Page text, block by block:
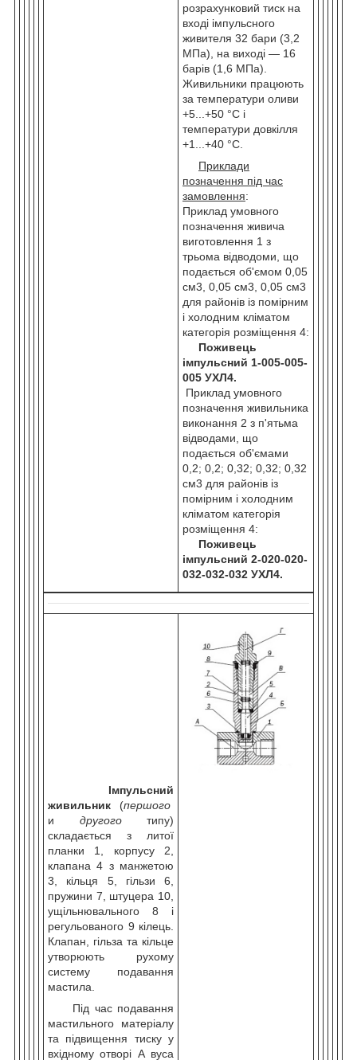
розрахунковий тиск на
вході імпульсного
живителя 32 бари (3,2
МПа), на виході — 16
барів (1,6 МПа).
Живильники працюють
за температури оливи
+5...+50 °C і
температури довкілля
+1...+40 °C.
Приклади
позначення під час
замовлення:
Приклад умовного
позначення живича
виготовлення 1 з
трьома відводоми, що
подається об'ємом 0,05
см3, 0,05 см3, 0,05 см3
для районів із помірним
і холодним кліматом
категорія розміщення 4:
Поживець
імпульсний 1-005-005-
005 УХЛ4.
Приклад умовного
позначення живильника
виконання 2 з п'ятьма
відводами, що
подається об'ємами
0,2; 0,2; 0,32; 0,32; 0,32
см3 для районів із
помірним і холодним
кліматом категорія
розміщення 4:
Поживець
імпульсний 2-020-020-
032-032-032 УХЛ4.
Імпульсний
живильник
(першого
и
другого
типу)
складається з литої
планки 1, корпусу 2,
клапана 4 з манжетою
3, кільця 5, гільзи 6,
пружини 7, штуцера 10,
ущільнювального 8 і
регульованого 9 кілець.
Клапан, гільза та кільце
утворюють рухому
систему подавання
мастила.
Під час подавання
мастильного матеріалу
та підвищення тиску у
вхідному отворі А вуса